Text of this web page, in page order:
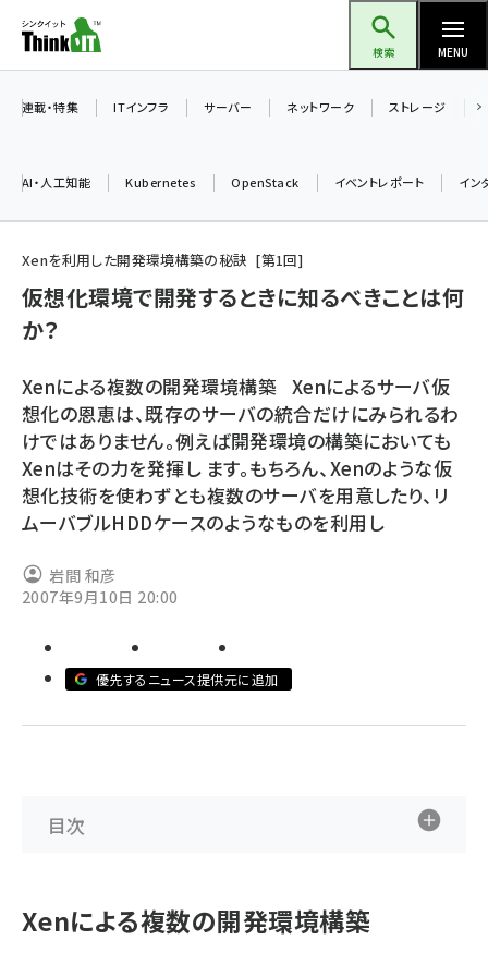
ン
ツ
検索 MENU
加藤銘のチーム貢献～仲間と築いた勝利の絆～ (2287)
drupal (1921)
genai (1464)
ai crunch (1336)
abc123 (1334)
連載・特集 ITインフラ サーバー ネットワーク ストレージ
AI・人工知能 Kubernetes OpenStack イベントレポート イン
Xenを利用した開発環境構築の秘訣 第1回
仮想化環境で開発するときに知るべきことは何
か？
Xenによる複数の開発環境構築 Xenによるサーバ仮
想化の恩恵は、既存のサーバの統合だけにみられるわ
けではありません。例えば開発環境の構築においても
Xenはその力を発揮し ます。もちろん、Xenのような仮
想化技術を使わずとも複数のサーバを用意したり、リ
ムーバブルHDDケースのようなものを利用し
岩間 和彦
2007年9月10日 20:00
優先するニュース提供元に追加
目次
Xenによる複数の開発環境構築